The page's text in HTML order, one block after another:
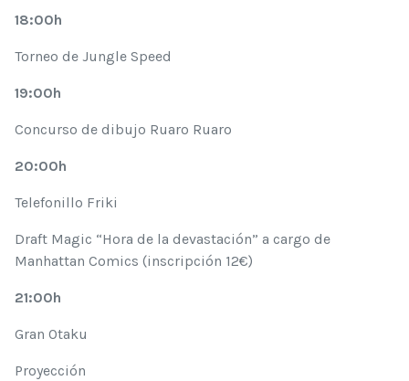
18:00h
Torneo de Jungle Speed
19:00h
Concurso de dibujo Ruaro Ruaro
20:00h
Telefonillo Friki
Draft Magic “Hora de la devastación” a cargo de
Manhattan Comics (inscripción 12€)
21:00h
Gran Otaku
Proyección